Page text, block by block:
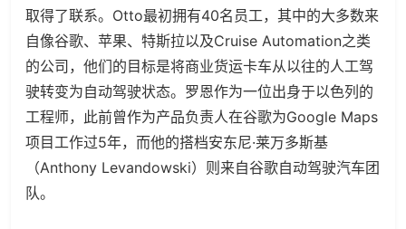
取得了联系。Otto最初拥有40名员工，其中的大多数来
自像谷歌、苹果、特斯拉以及Cruise Automation之类
的公司，他们的目标是将商业货运卡车从以往的人工驾
驶转变为自动驾驶状态。罗恩作为一位出身于以色列的
工程师，此前曾作为产品负责人在谷歌为Google Maps
项目工作过5年，而他的搭档安东尼·莱万多斯基
（Anthony Levandowski）则来自谷歌自动驾驶汽车团
队。